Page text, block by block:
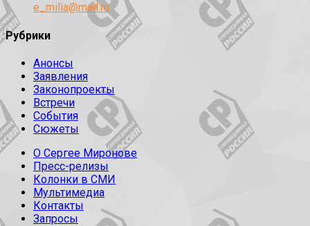
e_milia@mail.ru
Рубрики
Анонсы
Заявления
Законопроекты
Встречи
События
Сюжеты
О Сергее Миронове
Пресс-релизы
Колонки в СМИ
Мультимедиа
Контакты
Запросы